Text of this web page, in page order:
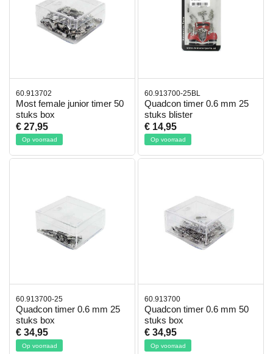
60.913702
Most female junior timer 50
stuks box
€ 27,95
Op voorraad
60.913700-25BL
Quadcon timer 0.6 mm 25
stuks blister
€ 14,95
Op voorraad
60.913700-25
Quadcon timer 0.6 mm 25
stuks box
€ 34,95
Op voorraad
60.913700
Quadcon timer 0.6 mm 50
stuks box
€ 34,95
Op voorraad